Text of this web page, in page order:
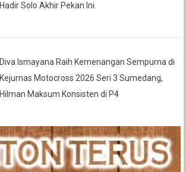
Hadir Solo Akhir Pekan Ini.
Diva Ismayana Raih Kemenangan Sempurna di
Kejurnas Motocross 2026 Seri 3 Sumedang,
Hilman Maksum Konsisten di P4